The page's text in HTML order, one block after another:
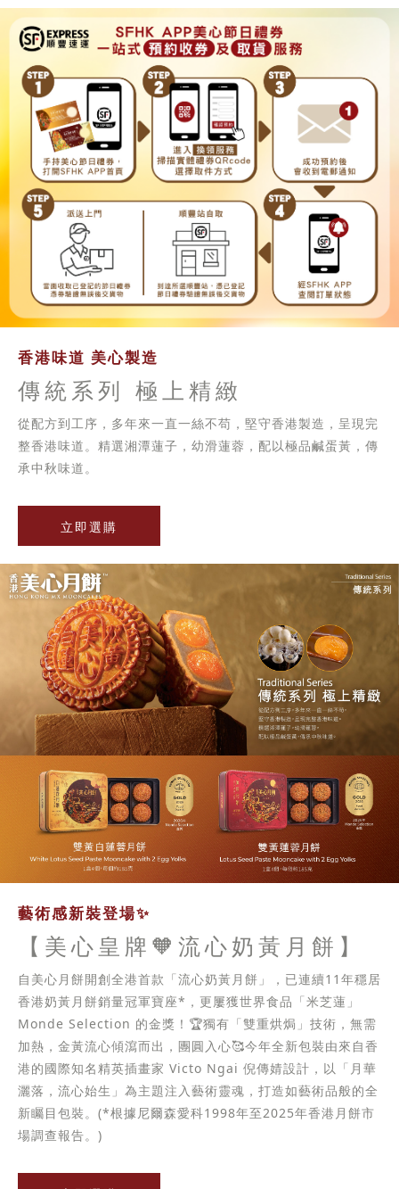
香港味道 美心製造
傳統系列 極上精緻
從配方到工序，多年來一直一絲不苟，堅守香港製造，呈現完
整香港味道。精選湘潭蓮子，幼滑蓮蓉，配以極品鹹蛋黃，傳
承中秋味道。
立即選購
藝術感新裝登場✨
【美心皇牌🧡流心奶黃月餅】
自美心月餅開創全港首款「流心奶黃月餅」，已連續11年穩居
香港奶黃月餅銷量冠軍寶座*，更屢獲世界食品「米芝蓮」
Monde Selection 的金獎！🏆獨有「雙重烘焗」技術，無需
加熱，金黃流心傾瀉而出，團圓入心🥰今年全新包裝由來自香
港的國際知名精英插畫家 Victo Ngai 倪傳婧設計，以「月華
灑落，流心始生」為主題注入藝術靈魂，打造如藝術品般的全
新矚目包裝。(*根據尼爾森愛科1998年至2025年香港月餅市
場調查報告。)